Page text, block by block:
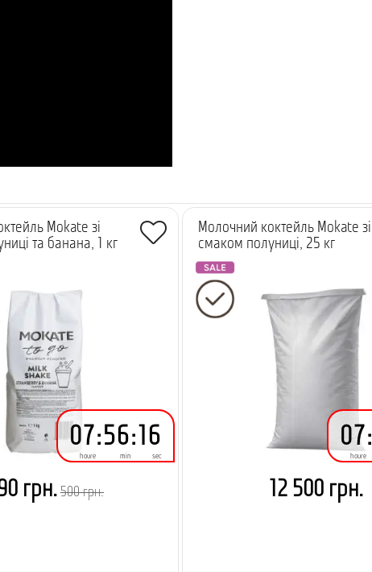
500.00 грн.
500.00 грн.
-
4.94 грн.
Mokate зі
та банана, 1 кг
07
houre
:56
min
: 15
sec
грн. 500 грн.
Молочний коктейль Mokate зі
смаком полуниці, 25 кг
07
houre
:
12 500 грн.